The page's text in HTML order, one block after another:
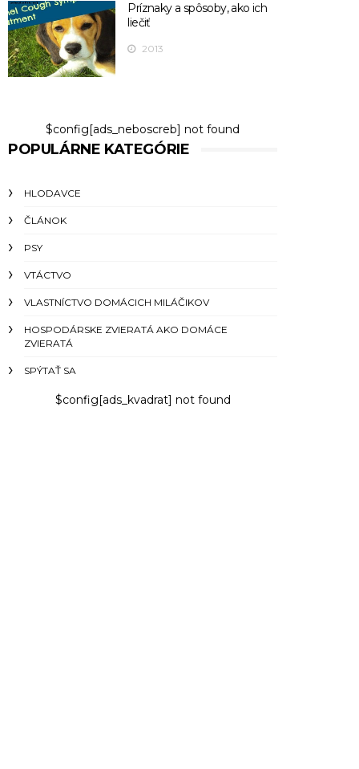
Príznaky a spôsoby, ako ich
liečiť
2013
$config[ads_neboscreb] not found
POPULÁRNE KATEGÓRIE
HLODAVCE
ČLÁNOK
PSY
VTÁCTVO
VLASTNÍCTVO DOMÁCICH MILÁČIKOV
HOSPODÁRSKE ZVIERATÁ AKO DOMÁCE
ZVIERATÁ
SPÝTAŤ SA
$config[ads_kvadrat] not found